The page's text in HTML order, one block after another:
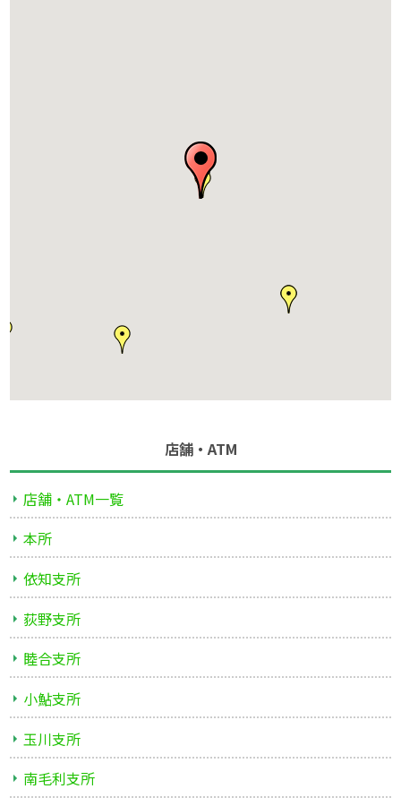
店舗・ATM
店舗・ATM一覧
本所
依知支所
荻野支所
睦合支所
小鮎支所
玉川支所
南毛利支所